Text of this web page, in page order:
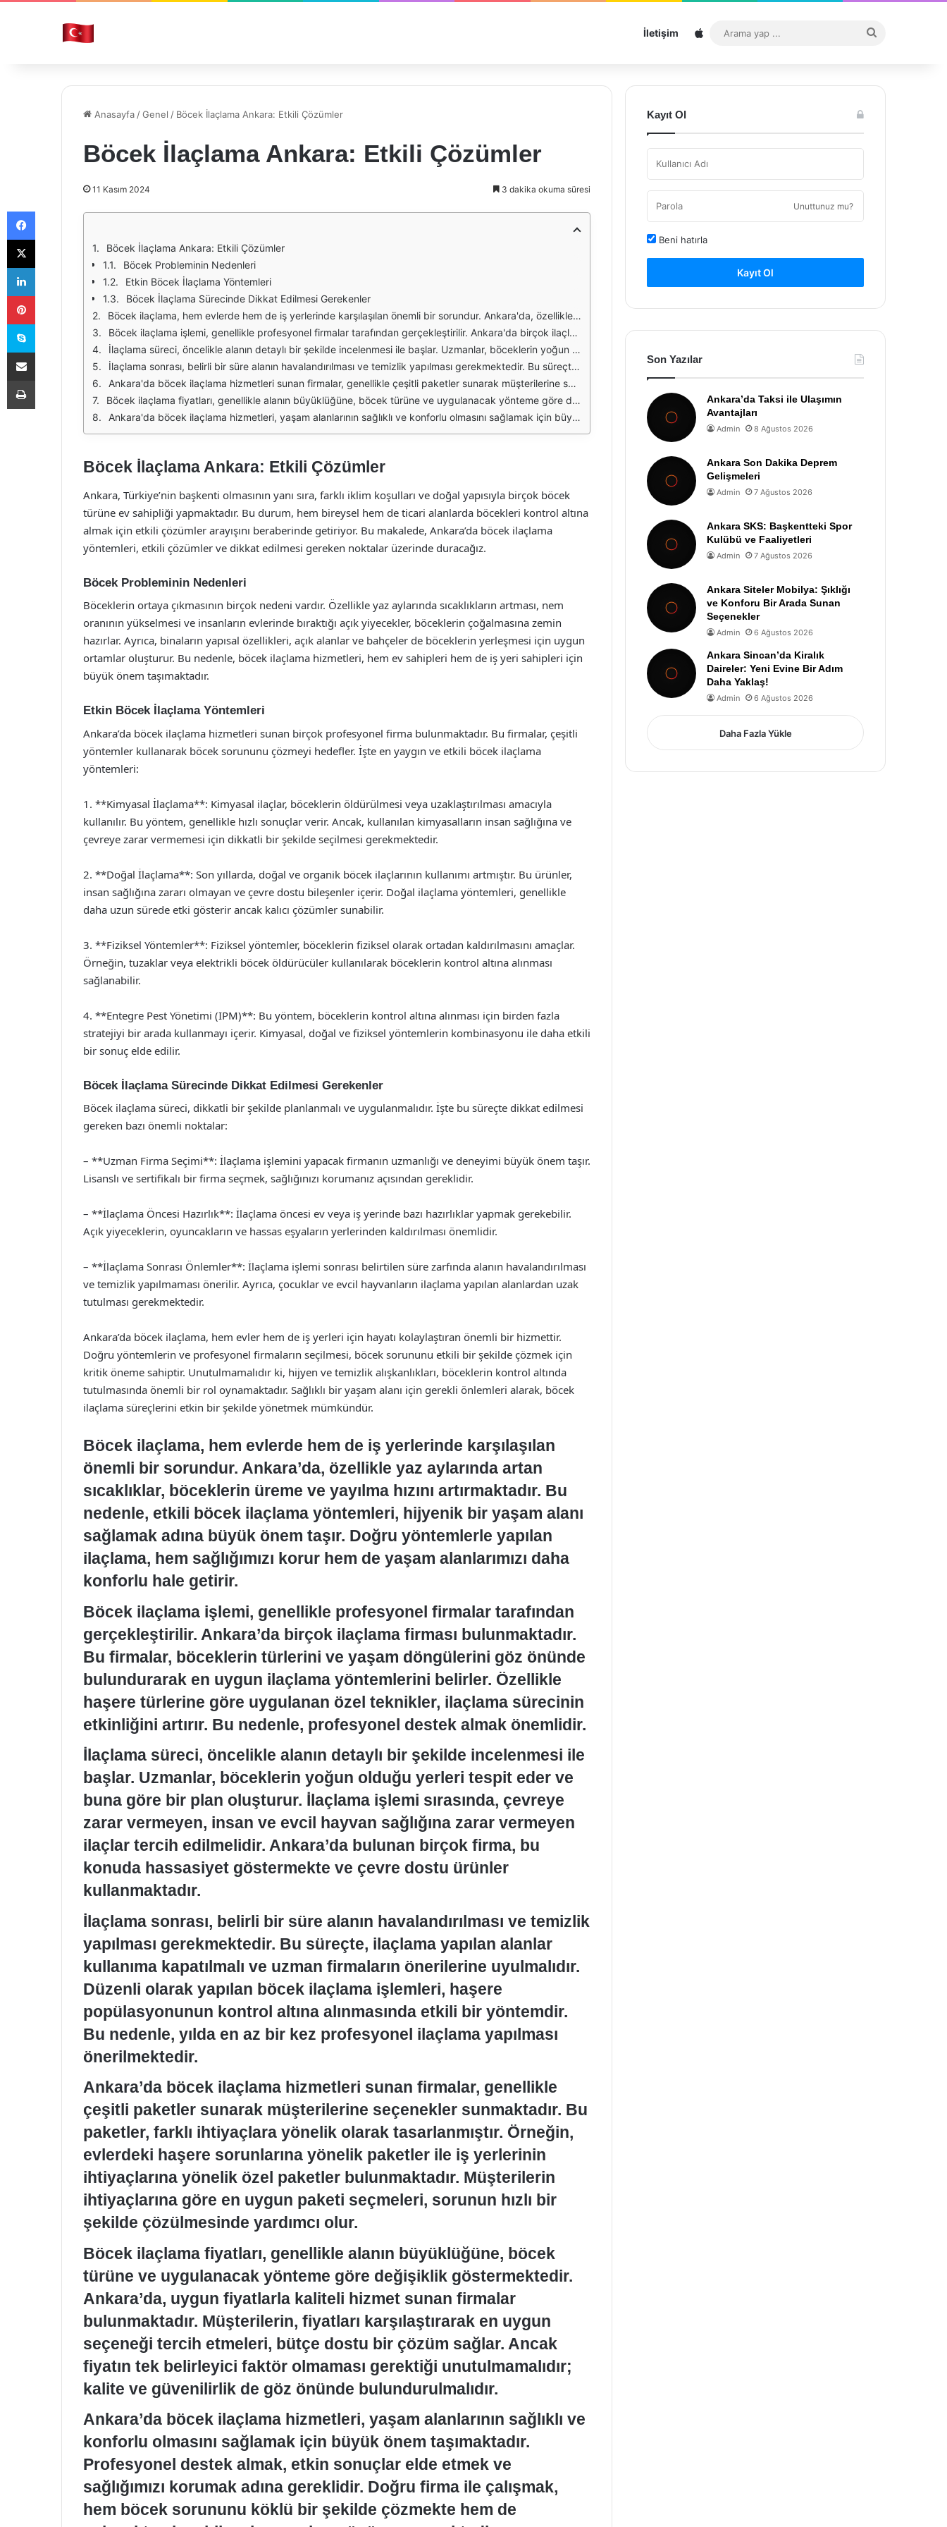
İletişim Sitemap
...
Anasayfa /Genel / Böcek İlaçlama Ankara: Etkili Çözümler
Böcek İlaçlama Ankara: Etkili Çözümler
11 Kasım 2024 3 dakika okuma süresi
Böcek İlaçlama Ankara: Etkili Çözümler
Böcek Probleminin Nedenleri
Etkin Böcek İlaçlama Yöntemleri
Böcek İlaçlama Sürecinde Dikkat Edilmesi Gerekenler
Böcek ilaçlama, hem evlerde hem de iş yerlerinde karşılaşılan önemli bir sorundur. Ankara'da, özellikle yaz aylarında artan sıcaklıklar, böceklerin üreme ve yayılma hızını artırmaktadır. Bu nedenle, etkili böcek ilaçlama yöntemleri, hijyenik bir yaşam alanı sağlamak adına büyük önem taşır. Doğru yöntemlerle yapılan ilaçlama, hem sağlığımızı korur hem de yaşam alanlarımızı daha konforlu hale getirir.
Böcek ilaçlama işlemi, genellikle profesyonel firmalar tarafından gerçekleştirilir. Ankara'da birçok ilaçlama firması bulunmaktadır. Bu firmalar, böceklerin türlerini ve yaşam döngülerini göz önünde bulundurarak en uygun ilaçlama yöntemlerini belirler. Özellikle haşere türlerine göre uygulanan özel teknikler, ilaçlama sürecinin etkinliğini artırır. Bu nedenle, profesyonel destek almak önemlidir.
İlaçlama süreci, öncelikle alanın detaylı bir şekilde incelenmesi ile başlar. Uzmanlar, böceklerin yoğun olduğu yerleri tespit eder ve buna göre bir plan oluşturur. İlaçlama işlemi sırasında, çevreye zarar vermeyen, insan ve evcil hayvan sağlığına zarar vermeyen ilaçlar tercih edilmelidir. Ankara'da bulunan birçok firma, bu konuda hassasiyet göstermekte ve çevre dostu ürünler kullanmaktadır.
İlaçlama sonrası, belirli bir süre alanın havalandırılması ve temizlik yapılması gerekmektedir. Bu süreçte, ilaçlama yapılan alanlar kullanıma kapatılmalı ve uzman firmaların önerilerine uyulmalıdır. Düzenli olarak yapılan böcek ilaçlama işlemleri, haşere popülasyonunun kontrol altına alınmasında etkili bir yöntemdir. Bu nedenle, yılda en az bir kez profesyonel ilaçlama yapılması önerilmektedir.
Ankara'da böcek ilaçlama hizmetleri sunan firmalar, genellikle çeşitli paketler sunarak müşterilerine seçenekler sunmaktadır. Bu paketler, farklı ihtiyaçlara yönelik olarak tasarlanmıştır. Örneğin, evlerdeki haşere sorunlarına yönelik paketler ile iş yerlerinin ihtiyaçlarına yönelik özel paketler bulunmaktadır. Müşterilerin ihtiyaçlarına göre en uygun paketi seçmeleri, sorunun hızlı bir şekilde çözülmesinde yardımcı olur.
Böcek ilaçlama fiyatları, genellikle alanın büyüklüğüne, böcek türüne ve uygulanacak yönteme göre değişiklik göstermektedir. Ankara'da, uygun fiyatlarla kaliteli hizmet sunan firmalar bulunmaktadır. Müşterilerin, fiyatları karşılaştırarak en uygun seçeneği tercih etmeleri, bütçe dostu bir çözüm sağlar. Ancak fiyatın tek belirleyici faktör olmaması gerektiği unutulmamalıdır; kalite ve güvenilirlik de göz önünde bulundurulmalıdır.
Ankara'da böcek ilaçlama hizmetleri, yaşam alanlarının sağlıklı ve konforlu olmasını sağlamak için büyük önem taşımaktadır. Profesyonel destek almak, etkin sonuçlar elde etmek ve sağlığımızı korumak adına gereklidir. Doğru firma ile çalışmak, hem böcek sorununu köklü bir şekilde çözmekte hem de gelecekte oluşabilecek sorunların önüne geçmektedir.
Böcek İlaçlama Ankara: Etkili Çözümler
Ankara, Türkiye’nin başkenti olmasının yanı sıra, farklı iklim koşulları ve doğal yapısıyla birçok böcek
türüne ev sahipliği yapmaktadır. Bu durum, hem bireysel hem de ticari alanlarda böcekleri kontrol altına
almak için etkili çözümler arayışını beraberinde getiriyor. Bu makalede, Ankara’da böcek ilaçlama
yöntemleri, etkili çözümler ve dikkat edilmesi gereken noktalar üzerinde duracağız.
Böcek Probleminin Nedenleri
Böceklerin ortaya çıkmasının birçok nedeni vardır. Özellikle yaz aylarında sıcaklıkların artması, nem
oranının yükselmesi ve insanların evlerinde bıraktığı açık yiyecekler, böceklerin çoğalmasına zemin
hazırlar. Ayrıca, binaların yapısal özellikleri, açık alanlar ve bahçeler de böceklerin yerleşmesi için uygun
ortamlar oluşturur. Bu nedenle, böcek ilaçlama hizmetleri, hem ev sahipleri hem de iş yeri sahipleri için
büyük önem taşımaktadır.
Etkin Böcek İlaçlama Yöntemleri
Ankara’da böcek ilaçlama hizmetleri sunan birçok profesyonel firma bulunmaktadır. Bu firmalar, çeşitli
yöntemler kullanarak böcek sorununu çözmeyi hedefler. İşte en yaygın ve etkili böcek ilaçlama
yöntemleri:
1. **Kimyasal İlaçlama**: Kimyasal ilaçlar, böceklerin öldürülmesi veya uzaklaştırılması amacıyla
kullanılır. Bu yöntem, genellikle hızlı sonuçlar verir. Ancak, kullanılan kimyasalların insan sağlığına ve
çevreye zarar vermemesi için dikkatli bir şekilde seçilmesi gerekmektedir.
2. **Doğal İlaçlama**: Son yıllarda, doğal ve organik böcek ilaçlarının kullanımı artmıştır. Bu ürünler,
insan sağlığına zararı olmayan ve çevre dostu bileşenler içerir. Doğal ilaçlama yöntemleri, genellikle
daha uzun sürede etki gösterir ancak kalıcı çözümler sunabilir.
3. **Fiziksel Yöntemler**: Fiziksel yöntemler, böceklerin fiziksel olarak ortadan kaldırılmasını amaçlar.
Örneğin, tuzaklar veya elektrikli böcek öldürücüler kullanılarak böceklerin kontrol altına alınması
sağlanabilir.
4. **Entegre Pest Yönetimi (IPM)**: Bu yöntem, böceklerin kontrol altına alınması için birden fazla
stratejiyi bir arada kullanmayı içerir. Kimyasal, doğal ve fiziksel yöntemlerin kombinasyonu ile daha etkili
bir sonuç elde edilir.
Böcek İlaçlama Sürecinde Dikkat Edilmesi Gerekenler
Böcek ilaçlama süreci, dikkatli bir şekilde planlanmalı ve uygulanmalıdır. İşte bu süreçte dikkat edilmesi
gereken bazı önemli noktalar:
– **Uzman Firma Seçimi**: İlaçlama işlemini yapacak firmanın uzmanlığı ve deneyimi büyük önem taşır.
Lisanslı ve sertifikalı bir firma seçmek, sağlığınızı korumanız açısından gereklidir.
– **İlaçlama Öncesi Hazırlık**: İlaçlama öncesi ev veya iş yerinde bazı hazırlıklar yapmak gerekebilir.
Açık yiyeceklerin, oyuncakların ve hassas eşyaların yerlerinden kaldırılması önemlidir.
– **İlaçlama Sonrası Önlemler**: İlaçlama işlemi sonrası belirtilen süre zarfında alanın havalandırılması
ve temizlik yapılmaması önerilir. Ayrıca, çocuklar ve evcil hayvanların ilaçlama yapılan alanlardan uzak
tutulması gerekmektedir.
Ankara’da böcek ilaçlama, hem evler hem de iş yerleri için hayatı kolaylaştıran önemli bir hizmettir.
Doğru yöntemlerin ve profesyonel firmaların seçilmesi, böcek sorununu etkili bir şekilde çözmek için
kritik öneme sahiptir. Unutulmamalıdır ki, hijyen ve temizlik alışkanlıkları, böceklerin kontrol altında
tutulmasında önemli bir rol oynamaktadır. Sağlıklı bir yaşam alanı için gerekli önlemleri alarak, böcek
ilaçlama süreçlerini etkin bir şekilde yönetmek mümkündür.
Böcek ilaçlama, hem evlerde hem de iş yerlerinde karşılaşılan
önemli bir sorundur. Ankara’da, özellikle yaz aylarında artan
sıcaklıklar, böceklerin üreme ve yayılma hızını artırmaktadır. Bu
nedenle, etkili böcek ilaçlama yöntemleri, hijyenik bir yaşam alanı
sağlamak adına büyük önem taşır. Doğru yöntemlerle yapılan
ilaçlama, hem sağlığımızı korur hem de yaşam alanlarımızı daha
konforlu hale getirir.
Böcek ilaçlama işlemi, genellikle profesyonel firmalar tarafından
gerçekleştirilir. Ankara’da birçok ilaçlama firması bulunmaktadır.
Bu firmalar, böceklerin türlerini ve yaşam döngülerini göz önünde
bulundurarak en uygun ilaçlama yöntemlerini belirler. Özellikle
haşere türlerine göre uygulanan özel teknikler, ilaçlama sürecinin
etkinliğini artırır. Bu nedenle, profesyonel destek almak önemlidir.
İlaçlama süreci, öncelikle alanın detaylı bir şekilde incelenmesi ile
başlar. Uzmanlar, böceklerin yoğun olduğu yerleri tespit eder ve
buna göre bir plan oluşturur. İlaçlama işlemi sırasında, çevreye
zarar vermeyen, insan ve evcil hayvan sağlığına zarar vermeyen
ilaçlar tercih edilmelidir. Ankara’da bulunan birçok firma, bu
konuda hassasiyet göstermekte ve çevre dostu ürünler
kullanmaktadır.
İlaçlama sonrası, belirli bir süre alanın havalandırılması ve temizlik
yapılması gerekmektedir. Bu süreçte, ilaçlama yapılan alanlar
kullanıma kapatılmalı ve uzman firmaların önerilerine uyulmalıdır.
Düzenli olarak yapılan böcek ilaçlama işlemleri, haşere
popülasyonunun kontrol altına alınmasında etkili bir yöntemdir.
Bu nedenle, yılda en az bir kez profesyonel ilaçlama yapılması
önerilmektedir.
Ankara’da böcek ilaçlama hizmetleri sunan firmalar, genellikle
çeşitli paketler sunarak müşterilerine seçenekler sunmaktadır. Bu
paketler, farklı ihtiyaçlara yönelik olarak tasarlanmıştır. Örneğin,
evlerdeki haşere sorunlarına yönelik paketler ile iş yerlerinin
ihtiyaçlarına yönelik özel paketler bulunmaktadır. Müşterilerin
ihtiyaçlarına göre en uygun paketi seçmeleri, sorunun hızlı bir
şekilde çözülmesinde yardımcı olur.
Böcek ilaçlama fiyatları, genellikle alanın büyüklüğüne, böcek
türüne ve uygulanacak yönteme göre değişiklik göstermektedir.
Ankara’da, uygun fiyatlarla kaliteli hizmet sunan firmalar
bulunmaktadır. Müşterilerin, fiyatları karşılaştırarak en uygun
seçeneği tercih etmeleri, bütçe dostu bir çözüm sağlar. Ancak
fiyatın tek belirleyici faktör olmaması gerektiği unutulmamalıdır;
kalite ve güvenilirlik de göz önünde bulundurulmalıdır.
Ankara’da böcek ilaçlama hizmetleri, yaşam alanlarının sağlıklı ve
konforlu olmasını sağlamak için büyük önem taşımaktadır.
Profesyonel destek almak, etkin sonuçlar elde etmek ve
sağlığımızı korumak adına gereklidir. Doğru firma ile çalışmak,
hem böcek sorununu köklü bir şekilde çözmekte hem de
Kayıt Ol
Unuttunuz mu?
Beni hatırla
Kayıt Ol
Son Yazılar
Ankara’da Taksi ile Ulaşımın
Avantajları
Admin 8 Ağustos 2026
Ankara Son Dakika Deprem
Gelişmeleri
Admin 7 Ağustos 2026
Ankara SKS: Başkentteki Spor
Kulübü ve Faaliyetleri
Admin 7 Ağustos 2026
Ankara Siteler Mobilya: Şıklığı
ve Konforu Bir Arada Sunan
Seçenekler
Admin 6 Ağustos 2026
Ankara Sincan’da Kiralık
Daireler: Yeni Evine Bir Adım
Daha Yaklaş!
Admin 6 Ağustos 2026
Daha Fazla Yükle
Facebook
X
LinkedIn
Pinterest
Skype
E-Posta ile paylaş